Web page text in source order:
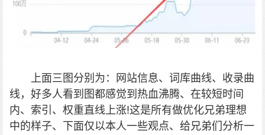
上面三图分别为：网站信息、词库曲线、收录曲
线，好多人看到图都感觉到热血沸腾、在较短时间
内、索引、权重直线上涨!这是所有做优化兄弟理想
中的样子、下面仅以本人一些观点、给兄弟们分析一